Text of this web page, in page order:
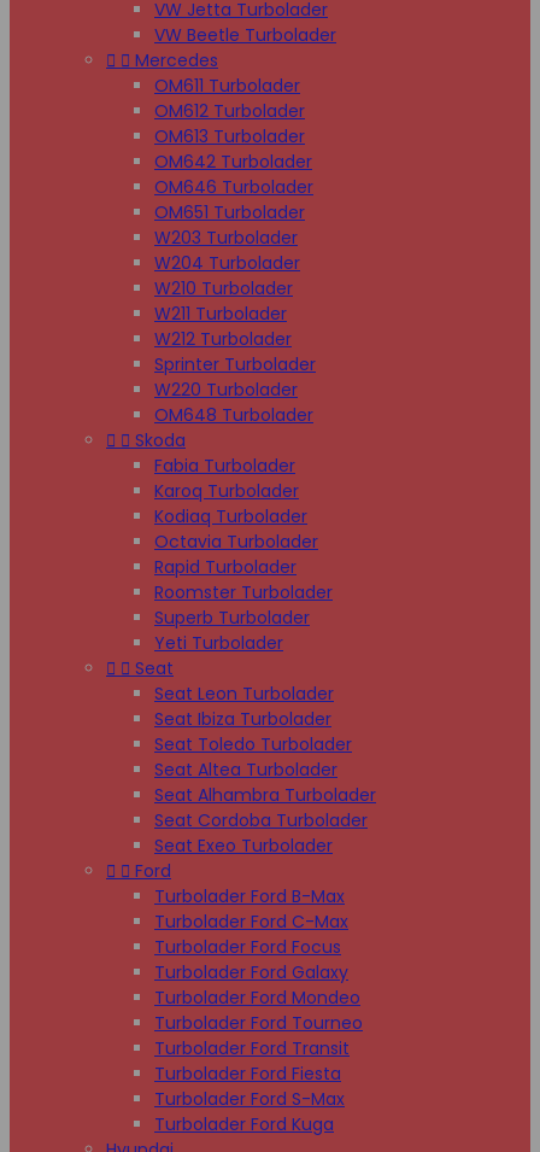
VW Jetta Turbolader
VW Beetle Turbolader
  Mercedes
OM611 Turbolader
OM612 Turbolader
OM613 Turbolader
OM642 Turbolader
OM646 Turbolader
OM651 Turbolader
W203 Turbolader
W204 Turbolader
W210 Turbolader
W211 Turbolader
W212 Turbolader
Sprinter Turbolader
W220 Turbolader
OM648 Turbolader
  Skoda
Fabia Turbolader
Karoq Turbolader
Kodiaq Turbolader
Octavia Turbolader
Rapid Turbolader
Roomster Turbolader
Superb Turbolader
Yeti Turbolader
  Seat
Seat Leon Turbolader
Seat Ibiza Turbolader
Seat Toledo Turbolader
Seat Altea Turbolader
Seat Alhambra Turbolader
Seat Cordoba Turbolader
Seat Exeo Turbolader
  Ford
Turbolader Ford B-Max
Turbolader Ford C-Max
Turbolader Ford Focus
Turbolader Ford Galaxy
Turbolader Ford Mondeo
Turbolader Ford Tourneo
Turbolader Ford Transit
Turbolader Ford Fiesta
Turbolader Ford S-Max
Turbolader Ford Kuga